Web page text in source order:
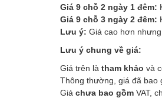
Giá 9 chỗ 2 ngày 1 đêm:
Giá 9 chỗ 3 ngày 2 đêm:
Lưu ý: Giá cao hơn
Lưu ý chung về giá:
Giá trên là tham khảo và
Thông thường, giá đã bao
Giá chưa bao gồm VAT,